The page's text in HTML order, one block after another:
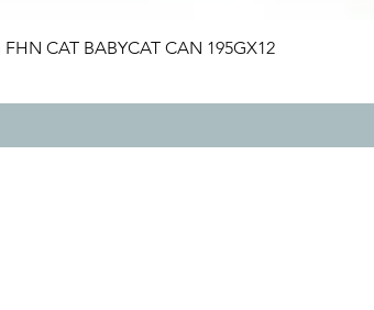
CAT BABYCAT CAN 195GX12